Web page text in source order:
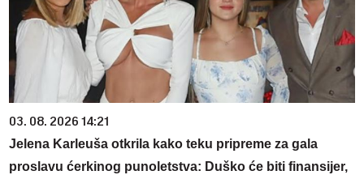
03. 08. 2026 14:21
Jelena Karleuša otkrila kako teku pripreme za gala
proslavu ćerkinog punoletstva: Duško će biti finansijer,